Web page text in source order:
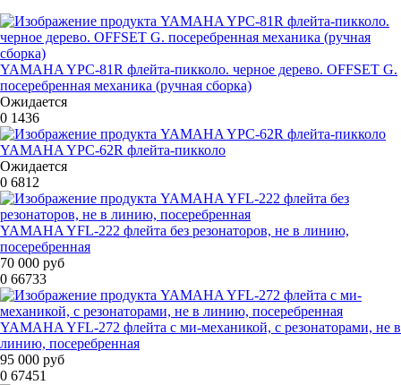
YAMAHA YPC-81R флейта-пикколо. черное дерево. OFFSET G.
посеребренная механика (ручная сборка)
Ожидается
0 1436
YAMAHA YPC-62R флейта-пикколо
Ожидается
0 6812
YAMAHA YFL-222 флейта без резонаторов, не в линию,
посеребренная
70 000 руб
0 66733
YAMAHA YFL-272 флейта с ми-механикой, с резонаторами, не в
линию, посеребренная
95 000 руб
0 67451